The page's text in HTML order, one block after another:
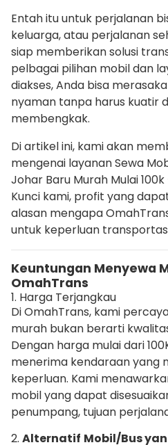
Entah itu untuk perjalanan
keluarga, atau perjalanan
siap memberikan solusi
pelbagai pilihan mobil dan
diakses, Anda bisa
nyaman tanpa harus kuatir
membengkak.
Di artikel ini, kami akan
mengenai layanan Sewa
Johar Baru Murah Mulai
Kunci kami, profit yang
alasan mengapa
untuk keperluan
Keuntungan Menyewa
OmahTrans
1. Harga Terjangkau
Di OmahTrans, kami
murah bukan berarti
Dengan harga mulai dari
menerima kendaraan yang
keperluan. Kami
mobil yang dapat
penumpang, tujuan
2. Alternatif Mobil/Bus